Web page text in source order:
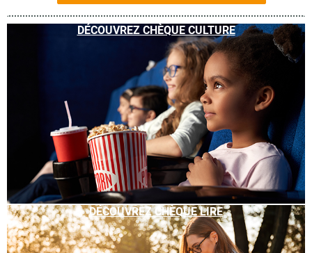
DÉCOUVREZ CHÈQUE CULTURE
DÉCOUVREZ CHÈQUE LIRE